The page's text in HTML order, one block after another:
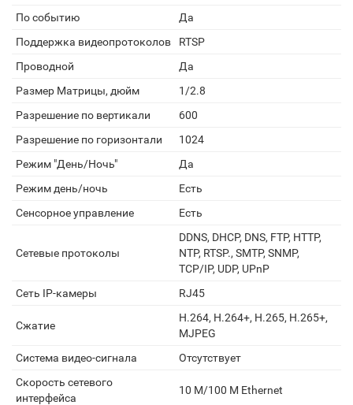
По событию
Да
Поддержка видеопротоколов
RTSP
Проводной
Да
Размер Матрицы, дюйм
1/2.8
Разрешение по вертикали
600
Разрешение по горизонтали
1024
Режим "День/Ночь"
Да
Режим день/ночь
Есть
Сенсорное управление
Есть
Сетевые протоколы
DDNS, DHCP, DNS, FTP, HTTP,
NTP, RTSP., SMTP, SNMP,
TCP/IP, UDP, UPnP
Сеть IP-камеры
RJ45
Сжатие
H.264, H.264+, H.265, H.265+,
MJPEG
Система видео-сигнала
Отсутствует
Скорость сетевого
интерфейса
10 M/100 M Ethernet